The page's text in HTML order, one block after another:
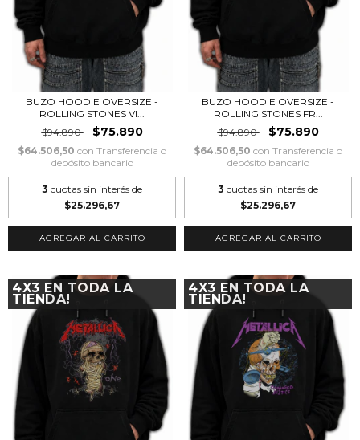
BUZO HOODIE OVERSIZE -
ROLLING STONES VI...
$94.890
$75.890
$64.506,50 con Transferencia o
depósito bancario
3 cuotas sin interés de
$25.296,67
AGREGAR AL CARRITO
BUZO HOODIE OVERSIZE -
ROLLING STONES FR...
$94.890
$75.890
$64.506,50 con Transferencia o
depósito bancario
3 cuotas sin interés de
$25.296,67
AGREGAR AL CARRITO
4X3 EN TODA LA
TIENDA!
4X3 EN TODA LA
TIENDA!